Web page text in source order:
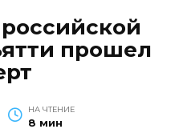
прошел
НА ЧТЕНИЕ
8 мин